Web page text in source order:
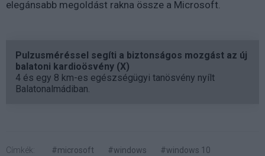
elegánsabb megoldást rakna össze a Microsoft.
Pulzusméréssel segíti a biztonságos mozgást az új
balatoni kardioösvény (X)
4 és egy 8 km-es egészségügyi tanösvény nyílt
Balatonalmádiban.
Címkék: #microsoft #windows
#windows 10